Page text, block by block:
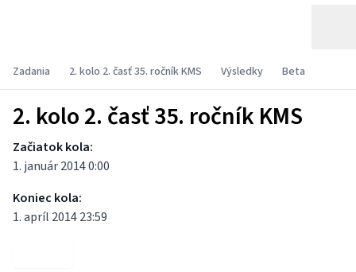
Zadania 2. kolo 2. časť 35. ročník KMS Výsledky Beta
2. kolo 2. časť 35. ročník KMS
Začiatok kola:
1. január 2014 0:00
Koniec kola:
1. apríl 2014 23:59